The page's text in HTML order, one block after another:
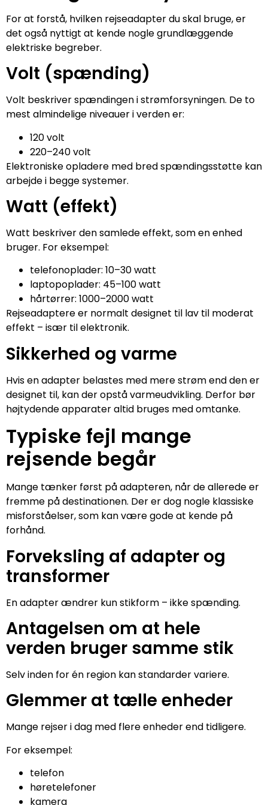
For at forstå, hvilken rejseadapter du skal bruge, er
det også nyttigt at kende nogle grundlæggende
elektriske begreber.
Volt (spænding)
Volt beskriver spændingen i strømforsyningen. De to
mest almindelige niveauer i verden er:
120 volt
220–240 volt
Elektroniske opladere med bred spændingsstøtte kan
arbejde i begge systemer.
Watt (effekt)
Watt beskriver den samlede effekt, som en enhed
bruger. For eksempel:
telefonoplader: 10–30 watt
laptopoplader: 45–100 watt
hårtørrer: 1000–2000 watt
Rejseadaptere er normalt designet til lav til moderat
effekt – især til elektronik.
Sikkerhed og varme
Hvis en adapter belastes med mere strøm end den er
designet til, kan der opstå varmeudvikling. Derfor bør
højtydende apparater altid bruges med omtanke.
Typiske fejl mange
rejsende begår
Mange tænker først på adapteren, når de allerede er
fremme på destinationen. Der er dog nogle klassiske
misforståelser, som kan være gode at kende på
forhånd.
Forveksling af adapter og
transformer
En adapter ændrer kun stikform – ikke spænding.
Antagelsen om at hele
verden bruger samme stik
Selv inden for én region kan standarder variere.
Glemmer at tælle enheder
Mange rejser i dag med flere enheder end tidligere.
For eksempel:
telefon
høretelefoner
kamera